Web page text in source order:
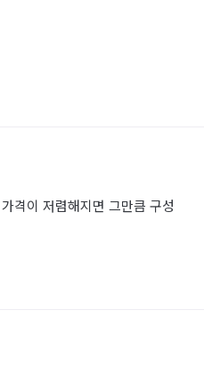
격이 저렴해지면 그만큼 구성